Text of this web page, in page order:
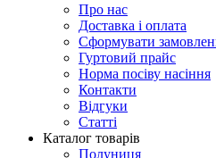
Про нас
Доставка і оплата
Сформувати
Гуртовий прайс
Норма посіву насіння
Контакти
Відгуки
Статті
Каталог товарів
Полуниця